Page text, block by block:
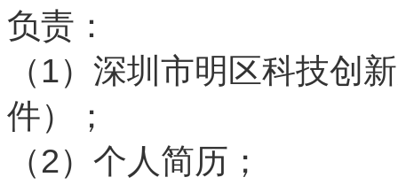
负责：
（ 1）深圳市明区科技创
件）；
（2）个人简历；